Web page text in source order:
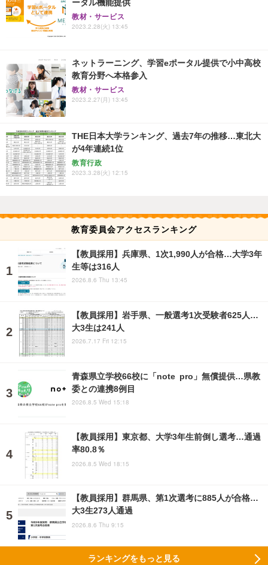
ータル機能提供
教材・サービス
2023.2.28(火) 13:45
ネットラーニング、学習eポータル提供で小中高校
教育分野へ本格参入
教材・サービス
2023.2.27(月) 13:45
THE日本大学ランキング、過去7年の推移…東北大
が4年連続1位
教育行政
2023.3.28(火) 12:15
教育委員会アクセスランキング
【教員採用】兵庫県、1次1,990人が合格…大学3年
生等は316人
2026.8.6 Thu 13:45
【教員採用】岩手県、一般選考1次受験者625人…
大3生は241人
2026.7.17 Fri 12:15
青森県立学校66校に「note pro」無償提供…県教
委との連携8例目
2026.8.5 Wed 15:18
【教員採用】東京都、大学3年生前倒し選考…通過
率80.8％
2026.8.5 Wed 18:15
【教員採用】群馬県、第1次選考に885人が合格…
大3生273人通過
2026.8.6 Thu 9:15
ランキングをもっと見る